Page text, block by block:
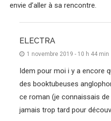
envie d’aller à sa rencontre.
ELECTRA
1 novembre 2019 - 10 h 44 min
Idem pour moi i y a encore
des booktubeuses
ce roman (je connaissais
jamais trop tard pour